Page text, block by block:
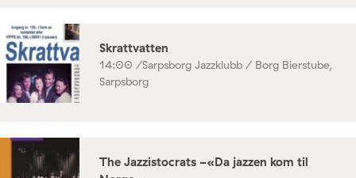
Skrattvatten
14:00 /Sarpsborg Jazzklubb / Borg Bierstube,
Sarpsborg
The Jazzistocrats -«Da jazzen kom til